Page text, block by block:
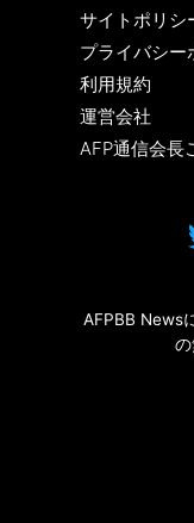
サイトポリシ
プライバシー
利用規約
運営会社
AFP通信会長
AFPBB News
の